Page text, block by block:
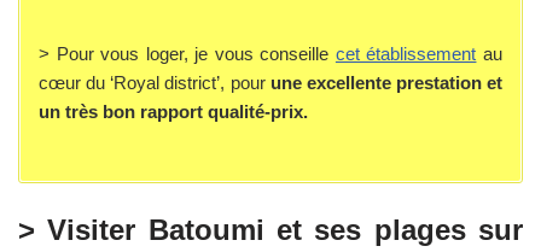
> Pour vous loger, je vous conseille cet établissement au
cœur du ‘Royal district’, pour une excellente prestation et
un très bon rapport qualité-prix.
> Visiter Batoumi et ses plages sur